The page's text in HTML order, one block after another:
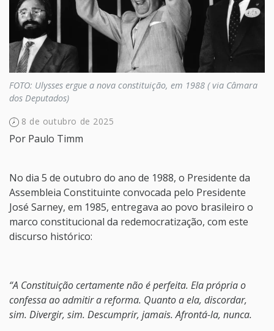
FOTO: Ulysses ergue a nova constituição, em 1988 ( via Câmara
dos Deputados)
8 de outubro de 2025
Por Paulo Timm
No dia 5 de outubro do ano de 1988, o Presidente da
Assembleia Constituinte convocada pelo Presidente
José Sarney, em 1985, entregava ao povo brasileiro o
marco constitucional da redemocratização, com este
discurso histórico:
“A Constituição certamente não é perfeita. Ela própria o
confessa ao admitir a reforma. Quanto a ela, discordar,
sim. Divergir, sim. Descumprir, jamais. Afrontá-la, nunca.